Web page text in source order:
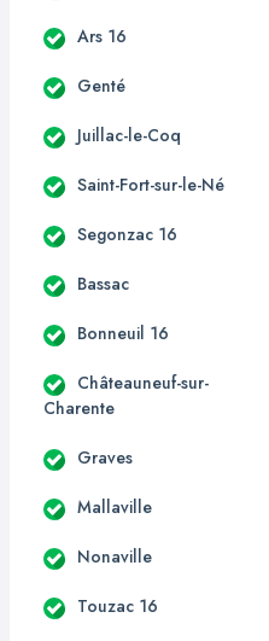
Ars 16
Genté
Juillac-le-Coq
Saint-Fort-sur-le-Né
Segonzac 16
Bassac
Bonneuil 16
Châteauneuf-sur-
Charente
Graves
Mallaville
Nonaville
Touzac 16